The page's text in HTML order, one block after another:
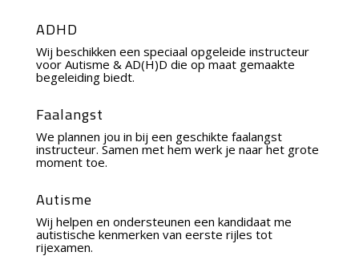
ADHD
Wij beschikken een speciaal opgeleide instructeur
voor Autisme & AD(H)D die op maat gemaakte
begeleiding biedt.
Faalangst
We plannen jou in bij een geschikte faalangst
instructeur. Samen met hem werk je naar het grote
moment toe.
Autisme
Wij helpen en ondersteunen een kandidaat me
autistische kenmerken van eerste rijles tot
rijexamen.